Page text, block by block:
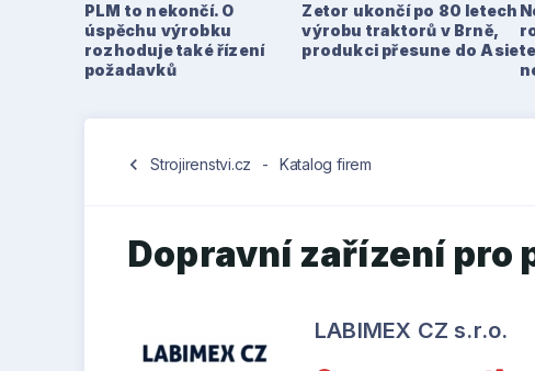
PLM to nekončí. O
úspěchu výrobku
rozhoduje také řízení
požadavků
Zetor ukončí po 80 letech
výrobu traktorů v Brně,
produkci přesune do Asie
chevron_left Strojirenstvi.cz - Katalog firem
Dopravní zařízení pro
LABIMEX CZ s.r.o.